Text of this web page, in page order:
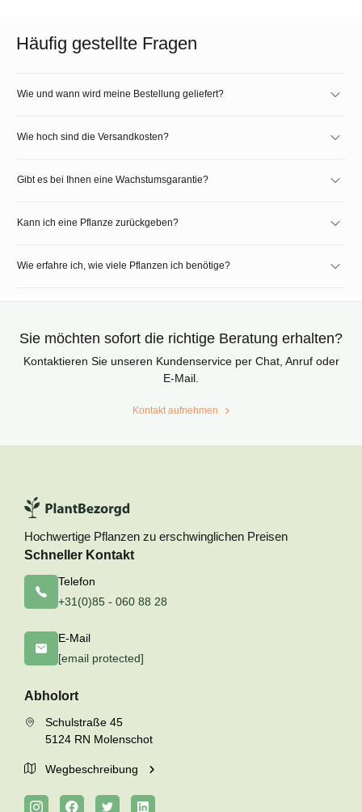
Häufig gestellte Fragen
Wie und wann wird meine Bestellung geliefert?
Wie hoch sind die Versandkosten?
Gibt es bei Ihnen eine Wachstumsgarantie?
Kann ich eine Pflanze zurückgeben?
Wie erfahre ich, wie viele Pflanzen ich benötige?
Sie möchten sofort die richtige Beratung erhalten?
Kontaktieren Sie unseren Kundenservice per Chat, Anruf oder
E-Mail.
Kontakt aufnehmen
Hochwertige Pflanzen zu erschwinglichen Preisen
Schneller Kontakt
Telefon
+31(0)85 - 060 88 28
E-Mail
[email protected]
Abholort
Schulstraße 45
5124 RN Molenschot
Wegbeschreibung